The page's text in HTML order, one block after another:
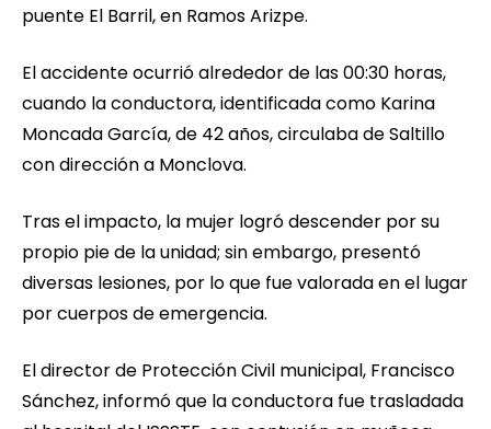
puente El Barril, en Ramos Arizpe.
El accidente ocurrió alrededor de las 00:30 horas,
cuando la conductora, identificada como Karina
Moncada García, de 42 años, circulaba de Saltillo
con dirección a Monclova.
Tras el impacto, la mujer logró descender por su
propio pie de la unidad; sin embargo, presentó
diversas lesiones, por lo que fue valorada en el lugar
por cuerpos de emergencia.
El director de Protección Civil municipal, Francisco
Sánchez, informó que la conductora fue trasladada